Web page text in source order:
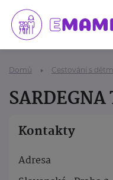
Domů Cestování s
Kontakty
Adresa